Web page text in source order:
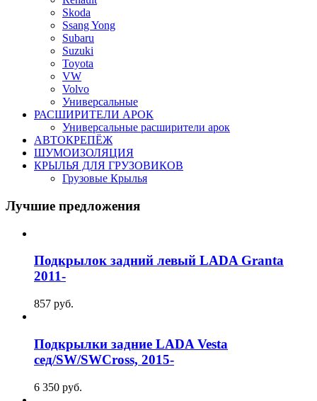
Skoda
Ssang Yong
Subaru
Suzuki
Toyota
VW
Volvo
Универсальные
РАСШИРИТЕЛИ АРОК
Универсальные расширители арок
АВТОКРЕПЁЖ
ШУМОИЗОЛЯЦИЯ
КРЫЛЬЯ ДЛЯ ГРУЗОВИКОВ
Грузовые Крылья
Лучшие предложения
Подкрылок задний левый LADA Granta
2011-
857 руб.
Подкрылки задние LADA Vesta
сед/SW/SWCross, 2015-
6 350 руб.